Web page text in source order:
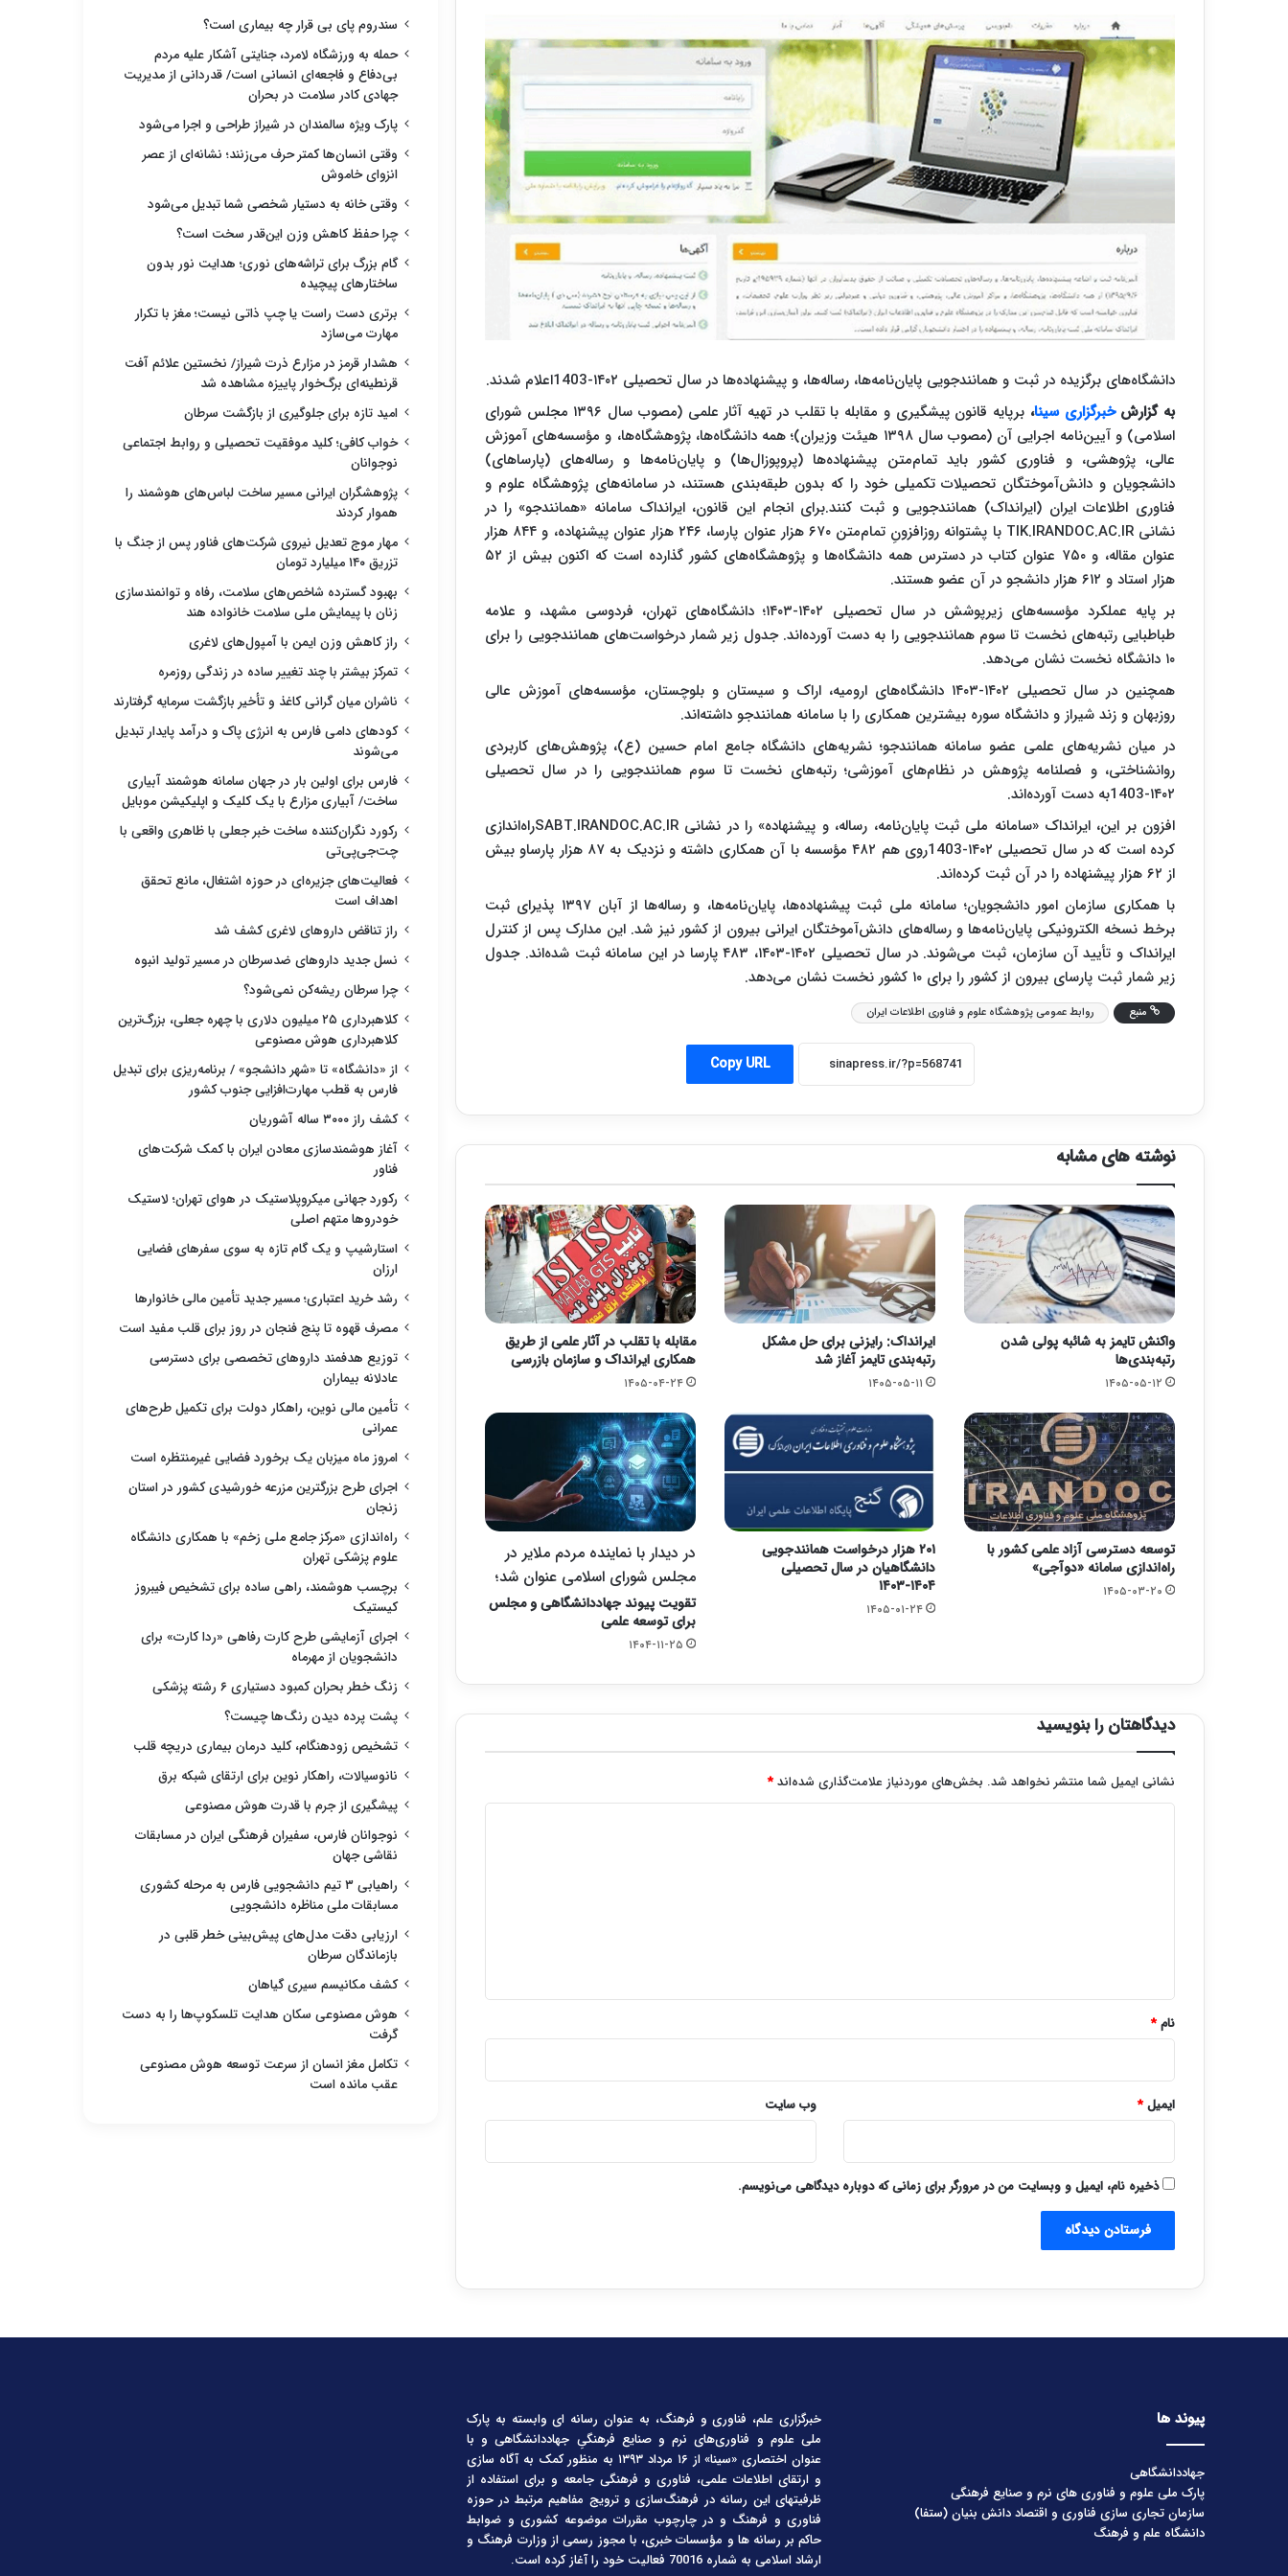
دانشگاه‌های برگزیده در ثبت و همانندجویی پایان‌نامه‌ها، رساله‌ها، و پیشنهاده‌ها در سال تحصیلی ۱۴۰۲-1403اعلام شدند.
به گزارشخبرگزاری سینا،
برپایه قانون پیشگیری و مقابله با تقلب در تهیه آثار علمی (مصوب سال ۱۳۹۶ مجلس شورای
اسلامی) و آیین‌نامه اجرایی آن (مصوب سال ۱۳۹۸ هیئت وزیران)؛ همه دانشگاه‌ها، پژوهشگاه‌ها، و مؤسسه‌های آموزش
‌عالی، پژوهشی، و فناوری کشور باید تمام‌متن پیشنهاده‌ها (پروپوزال‌ها) و پایان‌نامه‌ها و رساله‌های (پارساهای)
دانشجویان و دانش‌آموختگان تحصیلات تکمیلی خود را که بدون طبقه‌بندی هستند، در سامانه‌های پژوهشگاه علوم و
فناوری اطلاعات ایران (ایرانداک) همانندجویی و ثبت کنند.برای انجام این قانون، ایرانداک سامانه «همانندجو» را در
نشانی TIK.IRANDOC.AC.IR با پشتوانه روزافزونِ تمام‌متن ۶۷۰ هزار عنوان پارسا، ۲۴۶ هزار عنوان پیشنهاده، و ۸۴۴ هزار
عنوان مقاله، و ۷۵۰ عنوان کتاب در دسترس همه دانشگاه‌ها و پژوهشگاه‌های کشور گذارده است که اکنون بیش از ۵۲
هزار استاد و ۶۱۲ هزار دانشجو در آن عضو هستند.
بر پایه عملکرد مؤسسه‌های زیرپوشش در سال تحصیلی ۱۴۰۲-۱۴۰۳؛ دانشگاه‌های تهران، فردوسی مشهد، و علامه
طباطبایی رتبه‌های نخست تا سوم همانندجویی را به دست آورده‌اند. جدول زیر شمار درخواست‌های همانندجویی را برای
۱۰ دانشگاه نخست نشان می‌دهد.
همچنین در سال تحصیلی ۱۴۰۲-۱۴۰۳ دانشگاه‌های ارومیه، اراک و سیستان و بلوچستان، مؤسسه‌های آموزش عالی
روزبهان و زند شیراز و دانشگاه سوره بیشترین همکاری را با سامانه همانندجو داشته‌اند.
در میان نشریه‌های علمی عضو سامانه همانندجو؛ نشریه‌های دانشگاه جامع امام حسین (ع)، پژوهش‌های کاربردی
روانشناختی، و فصلنامه پژوهش در نظام‌های آموزشی؛ رتبه‌های نخست تا سوم همانندجویی را در سال تحصیلی
۱۴۰۲-1403به دست آورده‌اند.
افزون بر این، ایرانداک «سامانه ملی ثبت پایان‌نامه، رساله، و پیشنهاده» را در نشانی SABT.IRANDOC.AC.IRراه‌اندازی
کرده است که در سال تحصیلی ۱۴۰۲-1403روی هم ۴۸۲ مؤسسه با آن همکاری داشته‌ و نزدیک به ۸۷ هزار پارساو بیش
از ۶۲ هزار پیشنهاده را در آن ثبت کرده‌اند.
با همکاری سازمان امور دانشجویان؛ سامانه ملی ثبت پیشنهاده‌ها، پایان‌نامه‌ها، و رساله‌ها از آبان ۱۳۹۷ پذیرای ثبت
برخط نسخه الکترونیکی پایان‌نامه‌ها و رساله‌های دانش‌آموختگان ایرانی بیرون از کشور نیز شد. این مدارک پس از کنترل
ایرانداک و تأیید آن سازمان، ثبت می‌شوند. در سال تحصیلی ۱۴۰۲-۱۴۰۳، ۴۸۳ پارسا در این سامانه ثبت شده‌اند. جدول
زیر شمار ثبت پارسای بیرون از کشور را برای ۱۰ کشور نخست نشان می‌دهد.
منبع روابط عمومی پژوهشگاه علوم و فناوری اطلاعات ایران
Copy URL
نوشته های مشابه
واکنش تایمز به شائبه پولی شدن
رتبه‌بندی‌ها
۱۴۰۵-۰۵-۱۲
ایرانداک: رایزنی برای حل مشکل
رتبه‌بندی تایمز آغاز شد
۱۴۰۵-۰۵-۱۱
مقابله با تقلب در آثار علمی از طریق
همکاری ایرانداک و سازمان بازرسی
۱۴۰۵-۰۴-۲۴
توسعه دسترسی آزاد علمی کشور با
راه‌اندازی سامانه «دوآجی»
۱۴۰۵-۰۳-۲۰
۲۰۱ هزار درخواست همانندجویی
دانشگاهیان در سال تحصیلی
۱۴۰۴-۱۴۰۳
۱۴۰۵-۰۱-۲۴
در دیدار با نماینده مردم ملایر در
مجلس شورای اسلامی عنوان شد؛
تقویت پیوند جهاددانشگاهی و مجلس
برای توسعه علمی
۱۴۰۴-۱۱-۲۵
دیدگاهتان را بنویسید
نشانی ایمیل شما منتشر نخواهد شد. بخش‌های موردنیاز علامت‌گذاری شده‌اند*
نام*
ایمیل* وب‌ سایت
ذخیره نام، ایمیل و وبسایت من در مرورگر برای زمانی که دوباره دیدگاهی می‌نویسم.
سندروم پای بی قرار چه بیماری است؟
حمله به ورزشگاه لامرد، جنایتی آشکار علیه مردم
بی‌دفاع و فاجعه‌ای انسانی است/ قدردانی از مدیریت
جهادی کادر سلامت در بحران
پارک ویژه سالمندان در شیراز طراحی و اجرا می‌شود
وقتی انسان‌ها کمتر حرف می‌زنند؛ نشانه‌ای از عصر
انزوای خاموش
وقتی خانه به دستیار شخصی شما تبدیل می‌شود
چرا حفظ کاهش وزن این‌قدر سخت است؟
گام بزرگ برای تراشه‌های نوری؛ هدایت نور بدون
ساختارهای پیچیده
برتری دست راست یا چپ ذاتی نیست؛ مغز با تکرار
مهارت می‌سازد
هشدار قرمز در مزارع ذرت شیراز/ نخستین علائم آفت
قرنطینه‌ای برگ‌خوار پاییزه مشاهده شد
امید تازه برای جلوگیری از بازگشت سرطان
خواب کافی؛ کلید موفقیت تحصیلی و روابط اجتماعی
نوجوانان
پژوهشگران ایرانی مسیر ساخت لباس‌های هوشمند را
هموار کردند
مهار موج تعدیل نیروی شرکت‌های فناور پس از جنگ با
تزریق ۱۴۰ میلیارد تومان
بهبود گسترده شاخص‌های سلامت، رفاه و توانمندسازی
زنان با پیمایش ملی سلامت خانواده هند
راز کاهش وزن ایمن با آمپول‌های لاغری
تمرکز بیشتر با چند تغییر ساده در زندگی روزمره
ناشران میان گرانی کاغذ و تأخیر بازگشت سرمایه گرفتارند
کودهای دامی فارس به انرژی پاک و درآمد پایدار تبدیل
می‌شوند
فارس برای اولین بار در جهان سامانه هوشمند آبیاری
ساخت/ آبیاری مزارع با یک کلیک و اپلیکیشن موبایل
رکورد نگران‌کننده ساخت خبر جعلی با ظاهری واقعی با
چت‌جی‌پی‌تی
فعالیت‌های جزیره‌ای در حوزه اشتغال، مانع تحقق
اهداف است
راز تناقض داروهای لاغری کشف شد
نسل جدید داروهای ضدسرطان در مسیر تولید انبوه
چرا سرطان ریشه‌کن نمی‌شود؟
کلاهبرداری ۲۵ میلیون دلاری با چهره جعلی، بزرگ‌ترین
کلاهبرداری هوش مصنوعی
از «دانشگاه» تا «شهر دانشجو» / برنامه‌ریزی برای تبدیل
فارس به قطب مهارت‌افزایی جنوب کشور
کشف راز ۳۰۰۰ ساله آشوریان
آغاز هوشمندسازی معادن ایران با کمک شرکت‌های
فناور
رکورد جهانی میکروپلاستیک در هوای تهران؛ لاستیک
خودروها متهم اصلی
استارشیپ و یک گام تازه به سوی سفرهای فضایی
ارزان
رشد خرید اعتباری؛ مسیر جدید تأمین مالی خانوارها
مصرف قهوه تا پنج فنجان در روز برای قلب مفید است
توزیع هدفمند داروهای تخصصی برای دسترسی
عادلانه بیماران
تأمین مالی نوین، راهکار دولت برای تکمیل طرح‌های
عمرانی
امروز ماه میزبان یک برخورد فضایی غیرمنتظره است
اجرای طرح بزرگترین مزرعه خورشیدی کشور در استان
زنجان
راه‌اندازی «مرکز جامع ملی زخم» با همکاری دانشگاه
علوم پزشکی تهران
برچسب هوشمند، راهی ساده برای تشخیص فیبروز
کیستیک
اجرای آزمایشی طرح کارت رفاهی «ردا کارت» برای
دانشجویان از مهرماه
زنگ خطر بحران کمبود دستیاری ۶ رشته پزشکی
پشت پرده دیدن رنگ‌ها چیست؟
تشخیص زودهنگام، کلید درمان بیماری دریچه قلب
نانوسیالات، راهکار نوین برای ارتقای شبکه برق
پیشگیری از جرم با قدرت هوش مصنوعی
نوجوانان فارس، سفیران فرهنگی ایران در مسابقات
نقاشی جهان
راهیابی ۳ تیم دانشجویی فارس به مرحله کشوری
مسابقات ملی مناظره دانشجویی
ارزیابی دقت مدل‌های پیش‌بینی خطر قلبی در
بازماندگان سرطان
کشف مکانیسم سیری گیاهان
هوش مصنوعی سکان هدایت تلسکوپ‌ها را به دست
گرفت
تکامل مغز انسان از سرعت توسعه هوش مصنوعی
عقب مانده است
پیوند ها
جهاددانشگاهی
پارک ملی علوم و فناوری های نرم و صنایع فرهنگی
سازمان تجاری سازی فناوری و اقتصاد دانش بنیان (ستفا)
دانشگاه علم و فرهنگ
خبرگزاری علم، فناوری و فرهنگ، به عنوان رسانه ای وابسته به پارک
ملی علوم و فناوری‌های نرم و صنایع فرهنگیِ جهاددانشگاهی و با
عنوان اختصاری «سینا» از ۱۶ مرداد ۱۳۹۳ به منظور کمک به آگاه سازی
و ارتقای اطلاعات علمی، فناوری و فرهنگی جامعه و برای استفاده از
ظرفیتهای این رسانه در فرهنگ‌سازی و ترویج مفاهیم مرتبط در حوزه
فناوری و فرهنگ و در چارچوب مقررات موضوعه کشوری و ضوابط
حاکم بر رسانه ها و مؤسسات خبری، با مجوز رسمی از وزارت فرهنگ و
ارشاد اسلامی به شماره 70016 فعالیت خود را آغاز کرده است.